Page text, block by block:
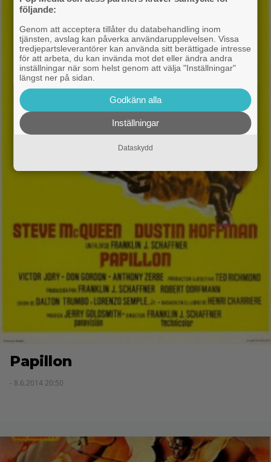
Papillon
- 8.6.2014 20:50
följande:
Genom att acceptera tillåter du databehandling inom
tjänsten, avslag kan påverka användarupplevelsen. Vissa
tredjepartsleverantörer kan använda sitt berättigade intresse
för att arbeta, du kan invända mot det eller ändra andra
inställningar när som helst genom att välja "Inställningar"
längst ner på sidan.
Godkänn alla
Inställningar
Dataskydd